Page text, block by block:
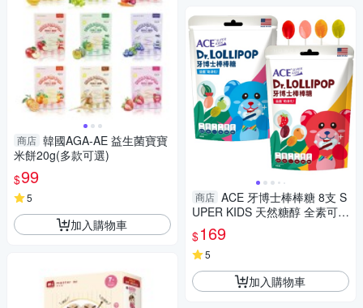
商店 韓國AGA-AE 益生菌寶寶
米餅20g(多款可選)
$99
5
加入購物車
商店 ACE 牙博士棒棒糖 8支 S
UPER KIDS 天然糖醇 全素可食
低熱量 維生素C 0187
$169
5
加入購物車